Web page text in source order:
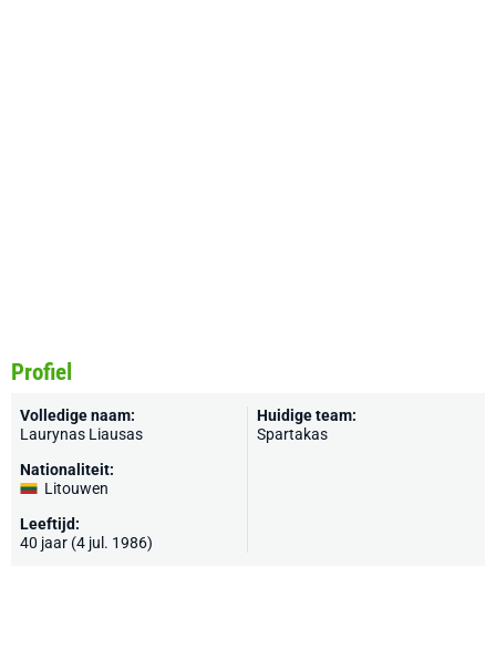
Profiel
Volledige naam:
Laurynas Liausas
Nationaliteit:
Litouwen
Leeftijd:
40 jaar (4 jul. 1986)
Huidige team:
Spartakas